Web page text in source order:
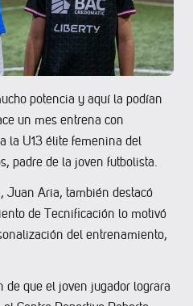
potencia y aquí la podían
un mes entrena con
la U13 élite femenina del
padre de la joven futbolista.
Juan Aria, también destacó
de Tecnificación lo motivó
del entrenamiento,
de que el joven jugador lograra